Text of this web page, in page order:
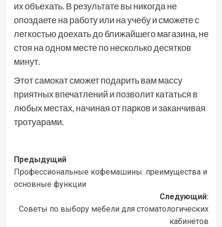
их объехать. В результате вы никогда не
опоздаете на работу или на учебу и сможете с
легкостью доехать до ближайшего магазина, не
стоя на одном месте по несколько десятков
минут.
Этот самокат сможет подарить вам массу
приятных впечатлений и позволит кататься в
любых местах, начиная от парков и заканчивая
тротуарами.
Навигация
записи
Предыдущий
Профессиональные кофемашины: преимущества и
основные функции
Следующий:
Советы по выбору мебели для стоматологических
кабинетов